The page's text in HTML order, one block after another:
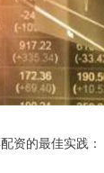
资的最佳实践：